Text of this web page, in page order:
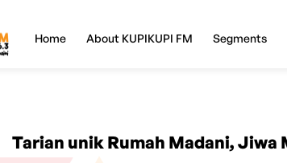
Home About KUPIKUPI FM Segments
Tarian unik Rumah Madani, Jiwa